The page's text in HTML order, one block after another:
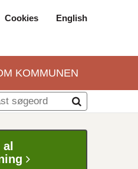
Cookies English
KOMMUNEN